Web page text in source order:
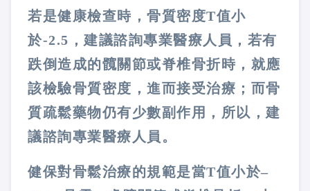
若是健康檢查時，骨質密度T值小
於-2.5 ，建議諮詢專業醫療人員，若有
跌倒造成的髖關節或脊椎骨折時，就應
該檢驗骨質密度，進而接受治療；而骨
質疏鬆藥物仍有少數副作用，所以，建
議諮詢專業醫療人員。
健保對骨鬆治療的規範是當T值小於–